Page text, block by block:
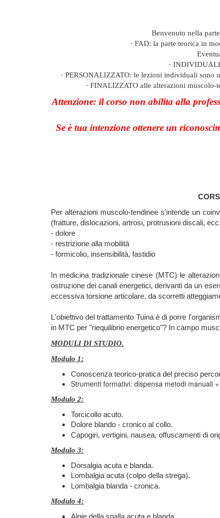
Benvenuto nella
· FAD: la parte teorica in
·
· PERSONALIZZATO: le lezioni individuali sono
· FINALIZZATO alle alterazioni muscolo-
Attenzione: il corso non abilita alla
Se è tua intenzione ottenere un
Per alterazioni muscolo-tendinee s'intende un
(fratture, dislocazioni, artrosi, protrusioni discali,
- dolore
- restrizione alla mobilità
- formicolio, insensibilità, fastidio
In medicina tradizionale cinese (MTC) le
ostruzione dei canali energetici, derivanti da un
eccessiva torsione articolare, da scorretti
L'obiettivo del trattamento Tuina è di porre
in MTC per "riequilibrio energetico"? In campo
MODULI DI STUDIO.
Modulo 1:
Conoscenza teorico-pratica del preciso
Strumenti formativi: dispensa metodi manuali
Modulo 2:
Torcicollo acuto.
Dolore blando - cronico al collo.
Capogiri, vertigini, nausea, offuscamenti di
Modulo 3:
Dorsalgia acuta e blanda.
Lombalgia acuta (colpo della strega).
Lombalgia blanda - cronica.
Modulo 4:
Algie della spalla acuta e blanda.